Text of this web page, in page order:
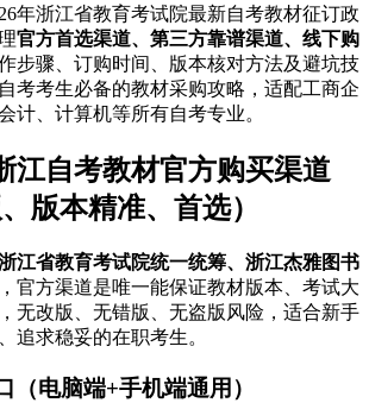
年浙江省教育考试院最新自考教材征订政
官方首选渠道、第三方靠谱渠道、线下购
步骤、订购时间、版本核对方法及避坑技
考考生必备的教材采购攻略，适配工商企
计、计算机等所有自考专业。
江自考教材官方购买渠道
版本精准、首选）
江省教育考试院统一统筹、浙江杰雅图书
官方渠道是唯一能保证教材版本、考试大
无改版、无错版、无盗版风险，适合新手
追求稳妥的在职考生。
（电脑端+手机端通用）